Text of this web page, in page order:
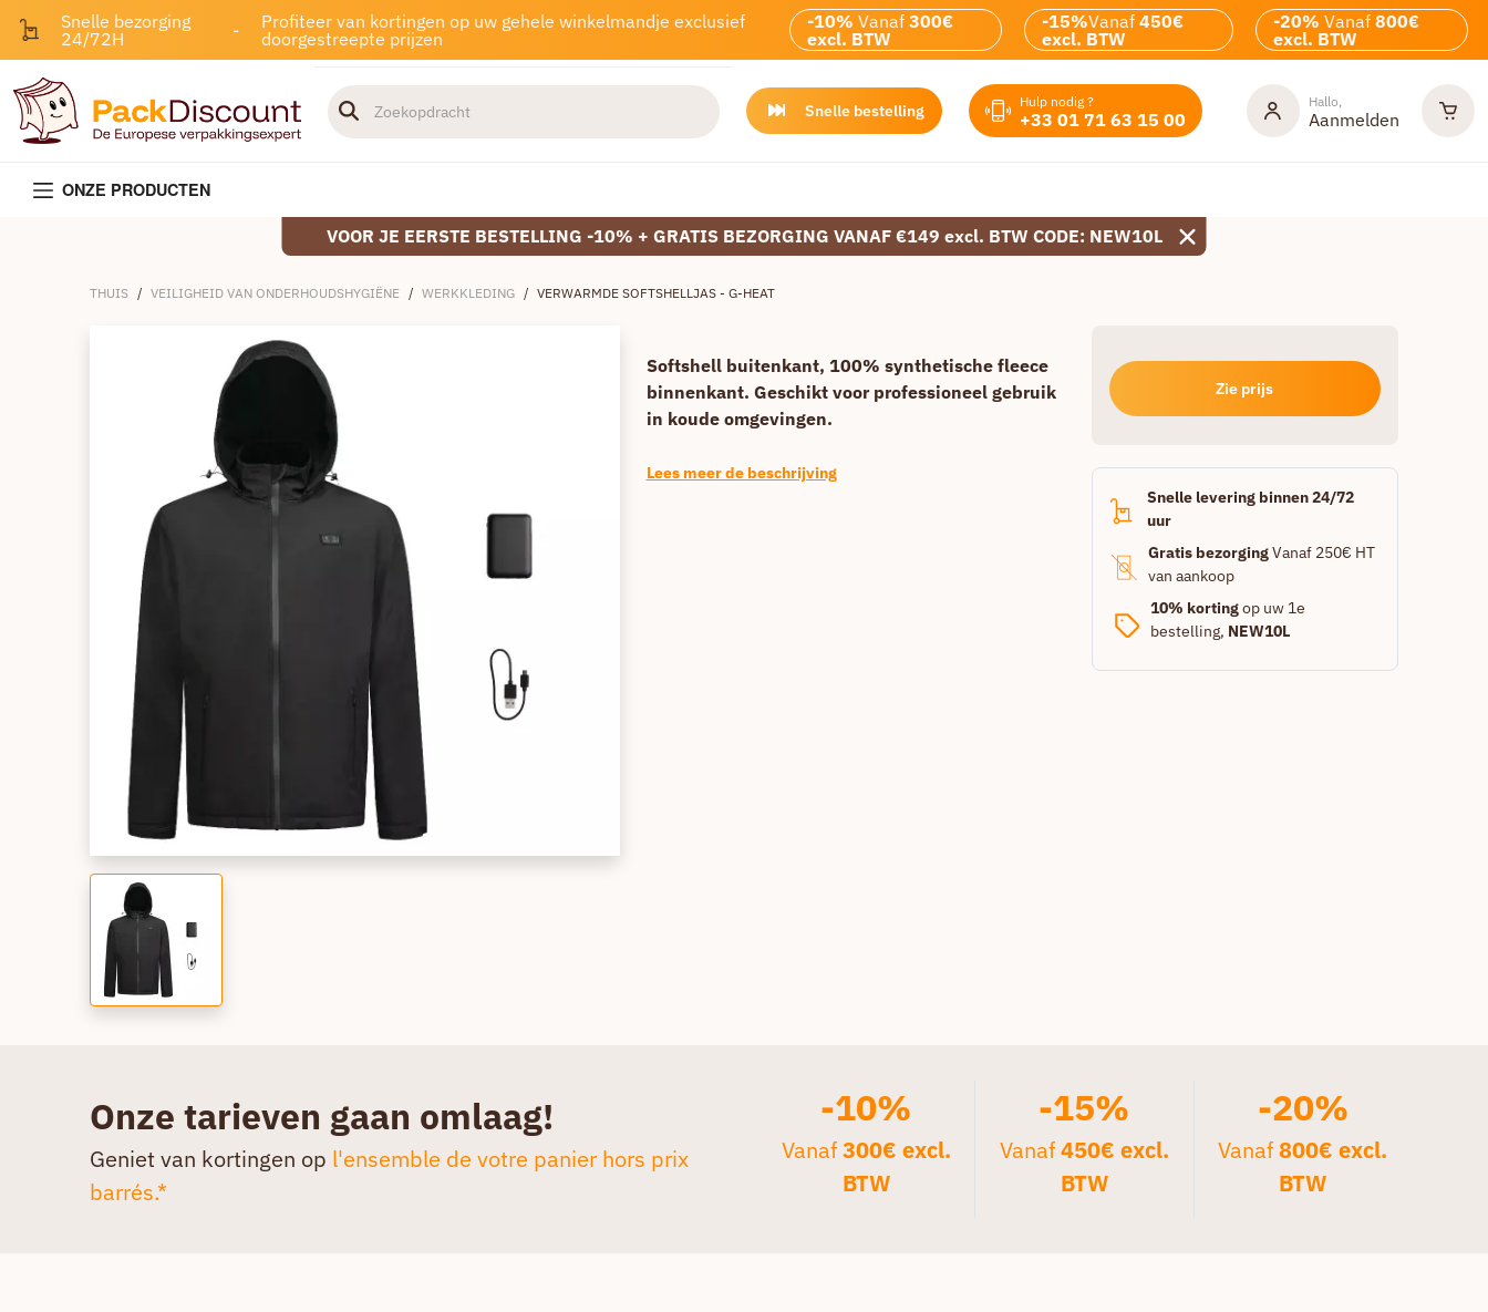
Snelle bezorging
24/72H
-
Profiteer van kortingen op uw gehele winkelmandje exclusief
doorgestreepte prijzen
-10% Vanaf 300€
excl. BTW
-15%Vanaf 450€
excl. BTW
-20% Vanaf 800€
excl. BTW
Snelle bestelling Hulp nodig ?
+33 01 71 63 15 00
Hallo,
Aanmelden
ONZE PRODUCTEN
VOOR JE EERSTE BESTELLING -10% + GRATIS BEZORGING VANAF €149 excl. BTW CODE: NEW10L
THUIS / VEILIGHEID VAN ONDERHOUDSHYGIËNE / WERKKLEDING / VERWARMDE SOFTSHELLJAS - G-HEAT
Softshell buitenkant, 100% synthetische fleece
binnenkant. Geschikt voor professioneel gebruik
in koude omgevingen.
Lees meer de beschrijving
Zie prijs
Snelle levering binnen 24/72
uur
Gratis bezorgingVanaf 250€ HT
van aankoop
10% kortingop uw 1e
bestelling, NEW10L
Onze tarieven gaan omlaag!
Geniet van kortingen op l'ensemble de votre panier hors prix
barrés.*
-10%
Vanaf300€ excl.
BTW
-15%
Vanaf450€ excl.
BTW
-20%
Vanaf800€ excl.
BTW